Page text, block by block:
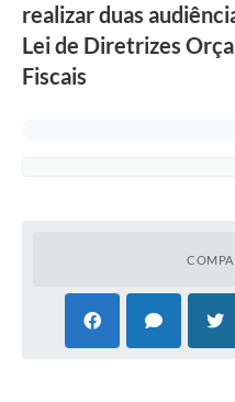
Conselhos
Contato
Contas Públicas
realizar duas
Lei de Diretrizes
Fiscais